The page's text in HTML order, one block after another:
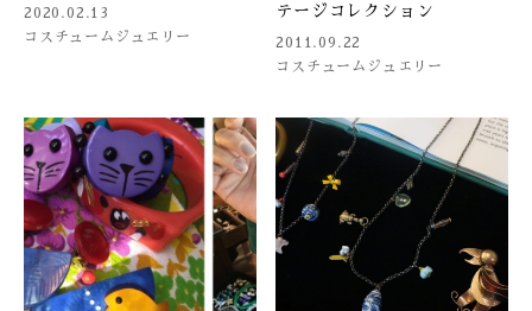
2020.02.13
コスチュームジュエリー
テージコレクション
2011.09.22
コスチュームジュエリー